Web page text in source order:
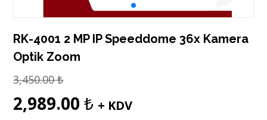
RK-4001 2 MP IP Speeddome 36x Kamera
Optik Zoom
3,450.00₺
2,989.00₺ + KDV